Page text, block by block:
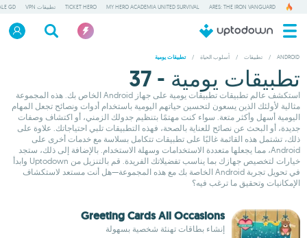
ARES: THE IRON VANGUARD
MY HERO ACADEMIA UNITED SURVIVAL
TICKET HERO تطبيقات VPN GD
ANDROID
/ تطبيقات / أسلوب الحياة / تطبيقات يومية
تطبيقات يومية - 37
استكشف عالم تطبيقات تطبيقات يومية على جهاز Android الخاص بك. هذه المجموعة
مثالية لأولئك الذين يسعون لتحسين حياتهم اليومية باستخدام أدوات ونصائح تجعل المهام
اليومية أسهل وأكثر متعة. سواء كنت مهتمًا بتنظيم جدولك الزمني، أو اكتشاف وصفات
جديدة، أو البحث عن نصائح للعناية بالصحة، فهذه التطبيقات تلبي احتياجاتك. علاوة على
ذلك، تشتمل هذه القائمة غالبًا على تطبيقات تتكامل بسلاسة مع خدمات أخرى على
Android، مما يجعلها متعددة الاستخدامات وسهلة الاستخدام. بالإضافة إلى ذلك، ستجد
خيارات لتخصيص جهازك بما يناسب تفضيلاتك الفريدة. قم بالتنزيل من Uptodown وابدأ
في تحويل تجربة Android الخاصة بك مع هذه المجموعة—هل أنت مستعد لاستكشاف
الإمكانيات وتحقيق ما ترغب فيه؟
Greeting Cards All Occasions
إنشاء بطاقات تهنئة شخصية بسهولة